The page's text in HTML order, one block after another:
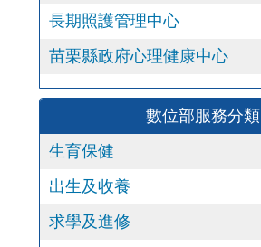
長期照護管理中心
苗栗縣政府心理健康中心
數位部服務分類
生育保健
出生及收養
求學及進修